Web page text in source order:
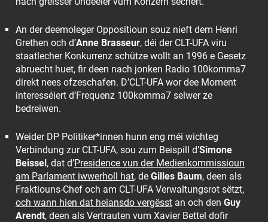
An der deemoleger Oppositioun souz nieft dem Henri
Grethen och d’Anne Brasseur, déi der CLT-UFA viru
staatlecher Konkurrenz schütze wollt an 1996 e Gesetz
abruecht huet, fir deen nach jonken Radio 100komma7
direkt nees ofzeschafen. D’CLT-UFA wor dee Moment
interesséiert d’Frequenz 100komma7 selwer ze
bedreiwen.
Weider DP Politiker*innen hunn eng méi wichteg
Verbindung zur CLT-UFA, sou zum Beispill d’Simone
Beissel, dat d’Presidence vun der Medienkommissioun
am Parlament iwwerholl hat, de Gilles Baum, deen als
Fraktiouns-Chef och am CLT-UFA Verwaltungsrot sëtzt,
och wann hien dat heiansdo vergësst an och den Guy
Arendt, deen als Vertrauten vum Xavier Bettel dofir